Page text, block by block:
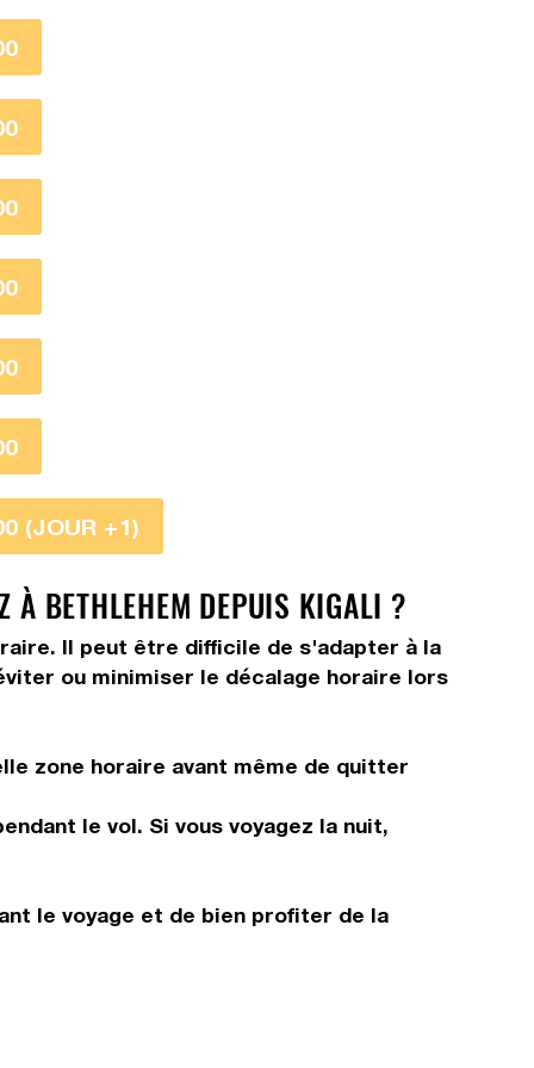
(JOUR +1)
À BETHLEHEM DEPUIS KIGALI ?
Il peut être difficile de s'adapter à la
ou minimiser le décalage horaire lors
zone horaire avant même de quitter
le vol. Si vous voyagez la nuit,
le voyage et de bien profiter de la